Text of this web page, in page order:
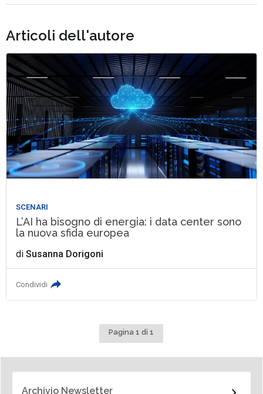
Articoli dell'autore
SCENARI
L’AI ha bisogno di energia: i data center sono
la nuova sfida europea
diSusanna Dorigoni
Condividi
Pagina 1 di 1
Archivio Newsletter